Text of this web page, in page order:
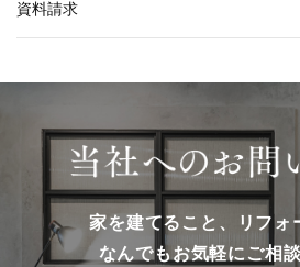
資料請求
家を建てること、リフォ
なんでもお気軽にご相